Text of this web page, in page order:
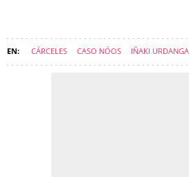
CÁRCELES CASO NÓOS IÑAKI